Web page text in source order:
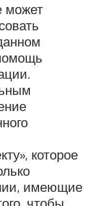
может
которое
имеющие